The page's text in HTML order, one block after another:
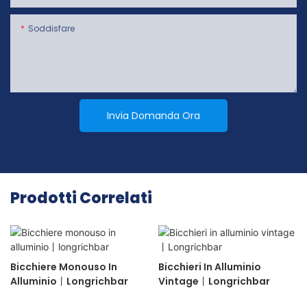
Soddisfare
Invia Domanda Ora
Prodotti Correlati
Bicchiere Monouso In
Alluminio丨longrichbar
Bicchieri In Alluminio
Vintage丨Longrichbar